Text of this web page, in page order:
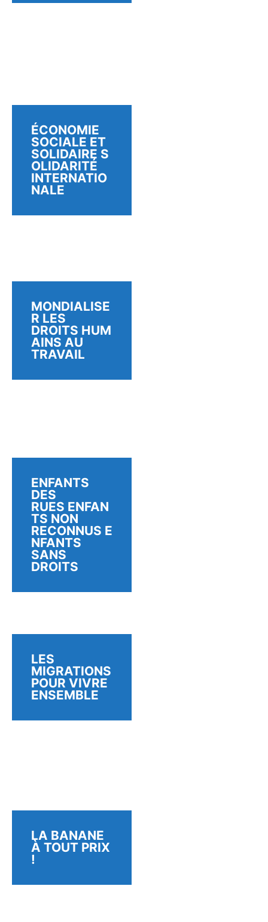
ÉCONOMIE
SOCIALE ET
SOLIDAIRE S
OLIDARITÉ
INTERNATIO
NALE
MONDIALISE
R LES
DROITS HUM
AINS AU
TRAVAIL
ENFANTS
DES
RUES ENFAN
TS NON
RECONNUS E
NFANTS
SANS
DROITS
LES
MIGRATIONS
POUR VIVRE
ENSEMBLE
LA BANANE
À TOUT PRIX
!